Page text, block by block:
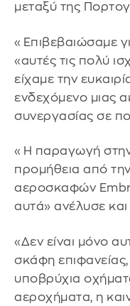
μεταξύ της
«Επιβεβαιώσαμε
«αυτές τις πολύ
είχαμε την
ενδεχόμενο μιας
συνεργασίας σε
«Η παραγωγή
προμήθεια από
αεροσκαφών
αυτά» ανέλυσε και
«Δεν είναι μόνο
σκάφη
υποβρύχια
αεροχήματα, η